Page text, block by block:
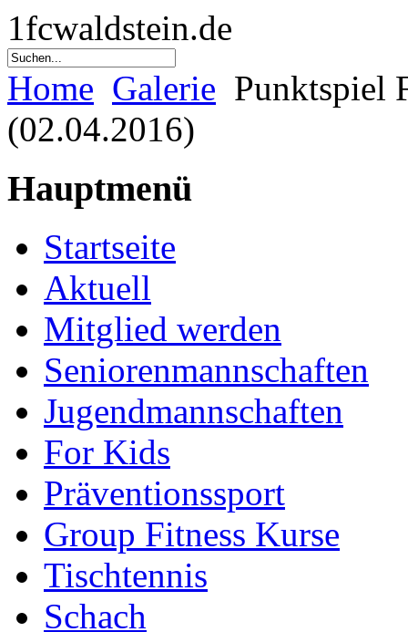
1fcwaldstein.de
Home Galerie Punktspiel
(02.04.2016)
Hauptmenü
Startseite
Aktuell
Mitglied werden
Seniorenmannschaften
Jugendmannschaften
For Kids
Präventionssport
Group Fitness Kurse
Tischtennis
Schach